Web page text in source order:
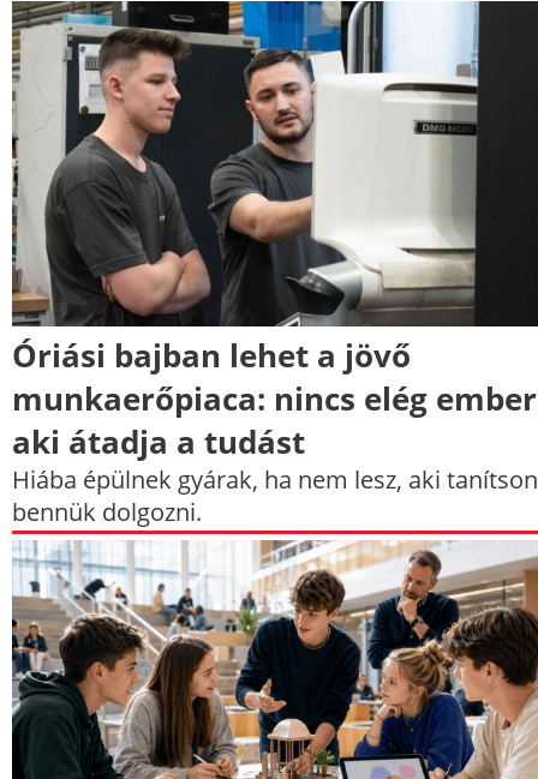
Óriási bajban lehet a jövő
munkaerőpiaca: nincs elég
aki átadja a tudást
Hiába épülnek gyárak, ha nem lesz, aki tanítson
bennük dolgozni.